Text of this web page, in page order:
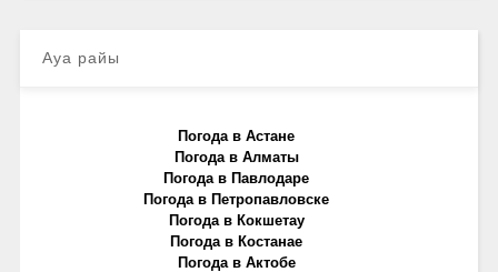
Ауа райы
Погода в Астане
Погода в Алматы
Погода в Павлодаре
Погода в Петропавловске
Погода в Кокшетау
Погода в Костанае
Погода в Актобе